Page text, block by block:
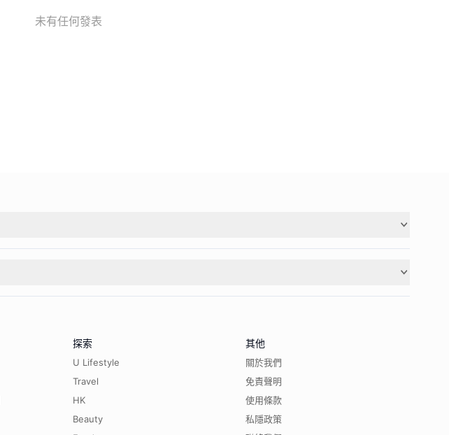
未有任何發表
探索
U Lifestyle
Travel
HK
Beauty
其他
關於我們
免責聲明
使用條款
私隱政策